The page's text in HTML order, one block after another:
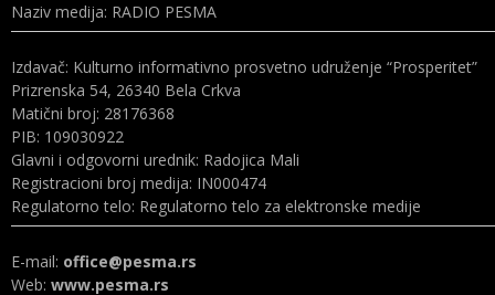
Naziv medija: RADIO PESMA
Izdavač: Kulturno informativno prosvetno udruženje “Prosperitet”
Prizrenska 54, 26340 Bela Crkva
Matični broj: 28176368
PIB: 109030922
Glavni i odgovorni urednik: Radojica Mali
Registracioni broj medija: IN000474
Regulatorno telo: Regulatorno telo za elektronske medije
E-mail: office@pesma.rs
Web:www.pesma.rs